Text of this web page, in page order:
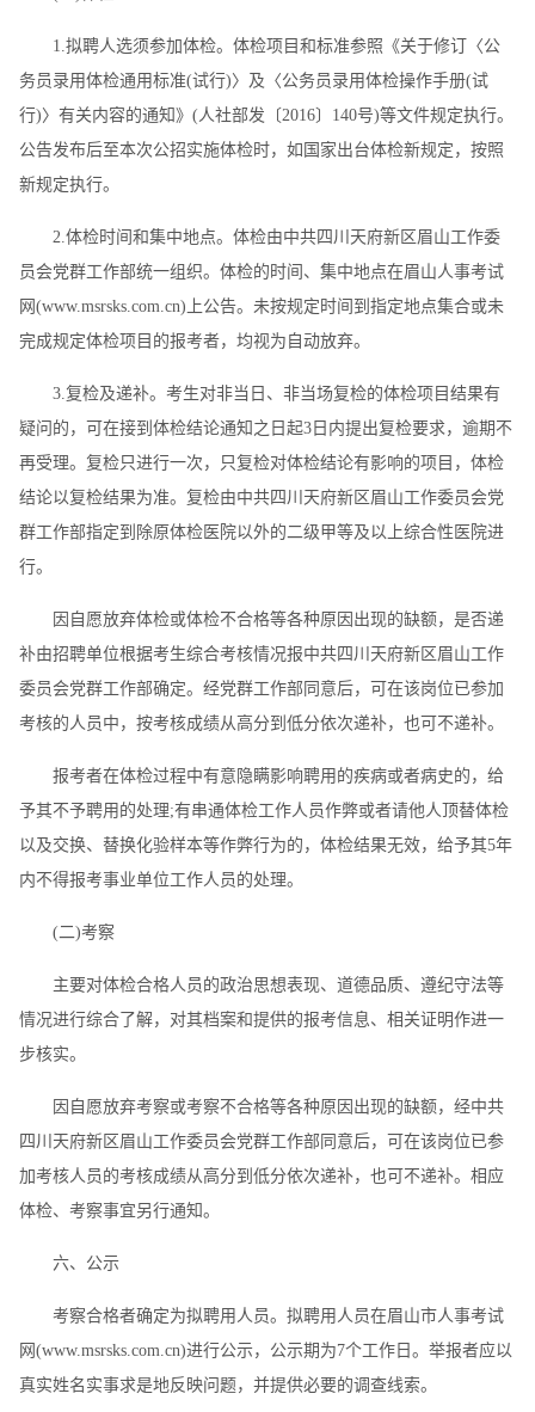
1.拟聘人选须参加体检。体检项目和标准参照《关于修订〈公
务员录用体检通用标准(试行)〉及〈公务员录用体检操作手册(试
行)〉有关内容的通知》(人社部发〔2016〕140号)等文件规定执行。
公告发布后至本次公招实施体检时，如国家出台体检新规定，按照
新规定执行。
2.体检时间和集中地点。体检由中共四川天府新区眉山工作委
员会党群工作部统一组织。体检的时间、集中地点在眉山人事考试
网(www.msrsks.com.cn)上公告。未按规定时间到指定地点集合或未
完成规定体检项目的报考者，均视为自动放弃。
3.复检及递补。考生对非当日、非当场复检的体检项目结果有
疑问的，可在接到体检结论通知之日起3日内提出复检要求，逾期不
再受理。复检只进行一次，只复检对体检结论有影响的项目，体检
结论以复检结果为准。复检由中共四川天府新区眉山工作委员会党
群工作部指定到除原体检医院以外的二级甲等及以上综合性医院进
行。
因自愿放弃体检或体检不合格等各种原因出现的缺额，是否递
补由招聘单位根据考生综合考核情况报中共四川天府新区眉山工作
委员会党群工作部确定。经党群工作部同意后，可在该岗位已参加
考核的人员中，按考核成绩从高分到低分依次递补，也可不递补。
报考者在体检过程中有意隐瞒影响聘用的疾病或者病史的，给
予其不予聘用的处理;有串通体检工作人员作弊或者请他人顶替体检
以及交换、替换化验样本等作弊行为的，体检结果无效，给予其5年
内不得报考事业单位工作人员的处理。
(二)考察
主要对体检合格人员的政治思想表现、道德品质、遵纪守法等
情况进行综合了解，对其档案和提供的报考信息、相关证明作进一
步核实。
因自愿放弃考察或考察不合格等各种原因出现的缺额，经中共
四川天府新区眉山工作委员会党群工作部同意后，可在该岗位已参
加考核人员的考核成绩从高分到低分依次递补，也可不递补。相应
体检、考察事宜另行通知。
六、公示
考察合格者确定为拟聘用人员。拟聘用人员在眉山市人事考试
网(www.msrsks.com.cn)进行公示，公示期为7个工作日。举报者应以
真实姓名实事求是地反映问题，并提供必要的调查线索。